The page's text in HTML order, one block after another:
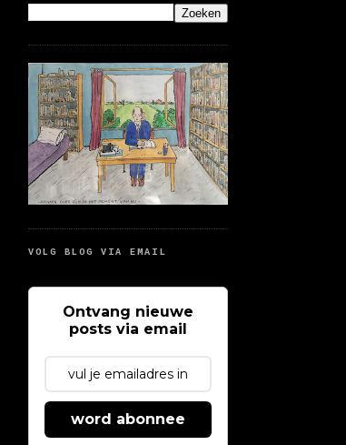
VOLG BLOG VIA EMAIL
Ontvang nieuwe
posts via email
word abonnee